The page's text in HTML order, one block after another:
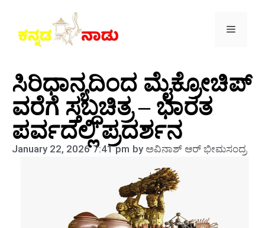
ಸಿರಿಧಾನ್ಯದಿಂದ ಮೈಕ್ರೋಚಿಪ್
ವರೆಗೆ ಸ್ತಬ್ಧಚಿತ್ರ – ಭಾರತ
ಪರ್ವದಲ್ಲಿ ಪ್ರದರ್ಶನ
January 22, 2026 7:41 pm byಅವಿನಾಶ್‌ ಆರ್‌ ಭೀಮಸಂದ್ರ